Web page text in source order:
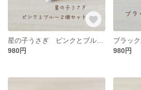
980円
980円